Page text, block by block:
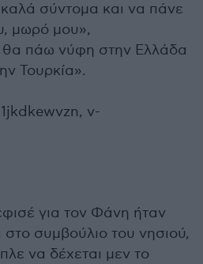
καλά σύντομα και να πάνε
μωρό μου»,
πάω νύφη στην Ελλάδα
Τουρκία».
v-
για τον Φάνη ήταν
συμβούλιο του νησιού,
να δέχεται μεν το